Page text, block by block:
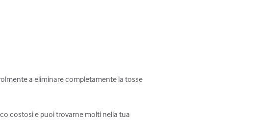
a eliminare completamente la tosse
costosi e puoi trovarne molti nella tua